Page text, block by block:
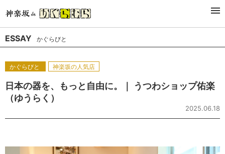
Derniers Genre
ESSAY かぐらびと
かぐらびと 神楽坂の人気店
日本の器を、もっと自由に。｜ うつわショップ佑楽
（ゆうらく）
2025.06.18